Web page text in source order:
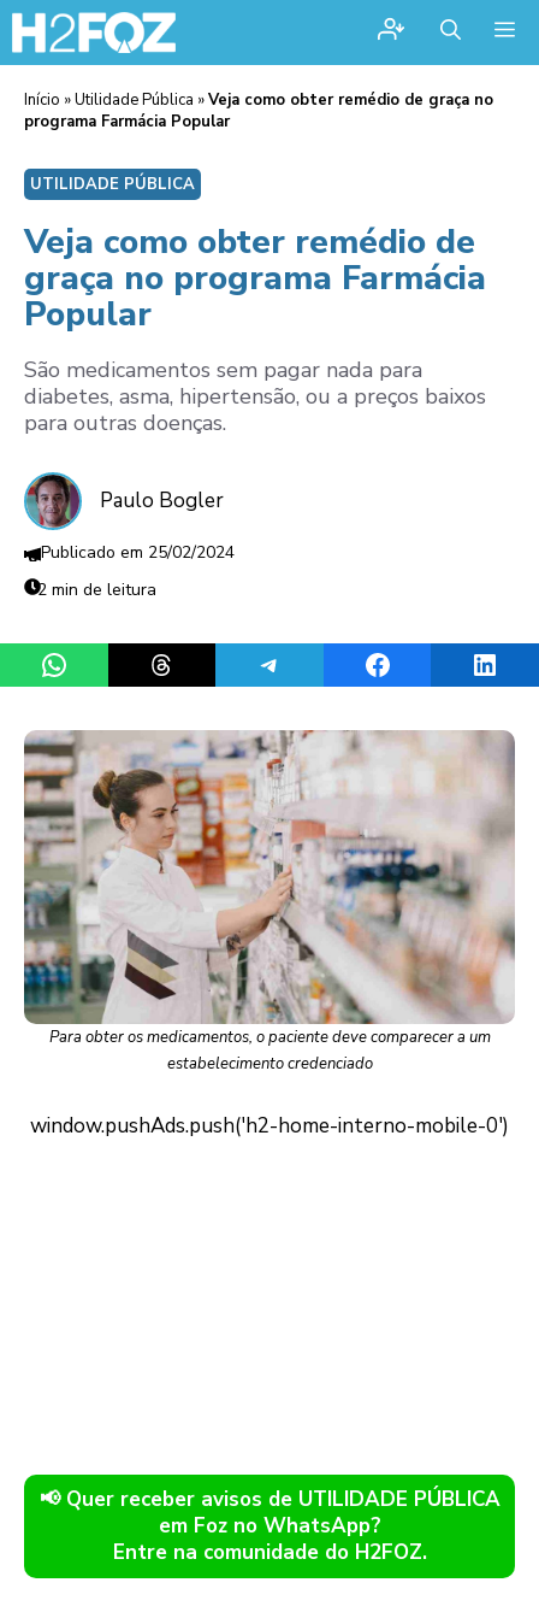
Início »Utilidade Pública »Veja como obter remédio de graça no
programa Farmácia Popular
UTILIDADE PÚBLICA
Veja como obter remédio de
graça no programa Farmácia
Popular
São medicamentos sem pagar nada para
diabetes, asma, hipertensão, ou a preços baixos
para outras doenças.
Paulo Bogler
25/02/2024
2 min de leitura
Share on WhatsAppShare on ThreadsShare on TelegramShare on Facebook
Para obter os medicamentos, o paciente deve comparecer a um
estabelecimento credenciado
📢 Quer receber avisos de UTILIDADE PÚBLICA
em Foz no WhatsApp?
Entre na comunidade do H2FOZ.